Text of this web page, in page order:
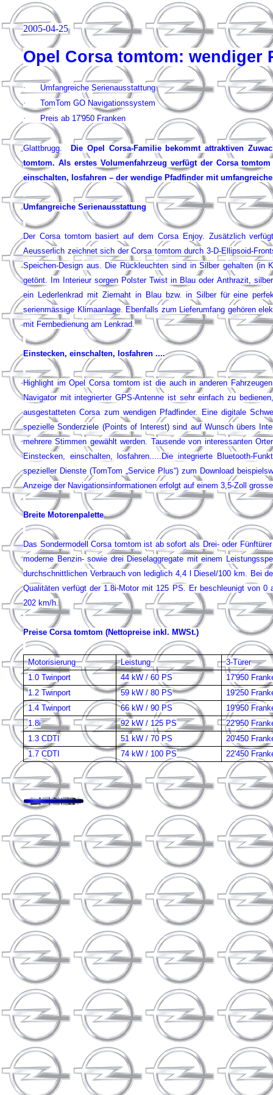
2005-04-25
Opel Corsa tomtom: wendiger
·
Umfangreiche Serienausstattung
·
TomTom GO Navigationssystem
·
Preis ab 17'950 Franken
Glattbrugg.
Die Opel Corsa-Familie bekommt attraktiven
tomtom. Als erstes Volumenfahrzeug verfügt der Corsa
einschalten, losfahren – der wendige Pfadfinder mit
Umfangreiche Serienausstattung
Der Corsa tomtom basiert auf dem Corsa Enjoy. Zusätzlich
Aeusserlich zeichnet sich der Corsa tomtom durch 3-D-Ellipsoid-
Speichen-Design aus. Die Rückleuchten sind in Silber gehalten (in
getönt. Im Interieur sorgen Polster Twist in Blau oder Anthrazit,
ein Lederlenkrad mit Ziernaht in Blau bzw. in Silber für eine
serienmässige Klimaanlage. Ebenfalls zum Lieferumfang gehören
mit Fernbedienung am Lenkrad.
Einstecken, einschalten, losfahren ....
Highlight im Opel Corsa tomtom ist die auch in anderen
Navigator mit integrierter GPS-Antenne ist sehr einfach zu
ausgestatteten Corsa zum wendigen Pfadfinder. Eine digitale
spezielle Sonderziele (Points of Interest) sind auf Wunsch übers
mehrere Stimmen gewählt werden. Tausende von interessanten
Einstecken, einschalten, losfahren.....Die integrierte Bluetooth-
spezieller Dienste (TomTom „Service Plus“) zum Download
Anzeige der Navigationsinformationen erfolgt auf einem 3,5-Zoll
Breite Motorenpalette
Das Sondermodell Corsa tomtom ist ab sofort als Drei- oder
moderne Benzin- sowie drei Dieselaggregate mit einem
durchschnittlichen Verbrauch von lediglich 4,4 l Diesel/100 km. Bei
Qualitäten verfügt der 1.8i-Motor mit 125 PS. Er beschleunigt von
202 km/h.
Preise Corsa tomtom (Nettopreise inkl. MWSt.)
Motorisierung Leistung
3-Türer
1.0 Twinport
44 kW / 60 PS
17'950
1.2 Twinport
59 kW / 80 PS
19'250
1.4 Twinport
66 kW / 90 PS
19'950
1.8i
92 kW / 125 PS
22'950
1.3 CDTI
51 kW / 70 PS
20'450
1.7 CDTI
74 kW / 100 PS 22'450